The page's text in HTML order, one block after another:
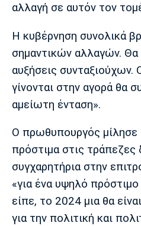
Μπορούσια
Παρί
Μονακό
Πόρτο
αλλαγή σε αυτόν τον
Η κυβέρνηση συνολικά
σημαντικών αλλαγών.
αυξήσεις συνταξιούχων.
γίνονται στην αγορά θα
αμείωτη ένταση».
Ο πρωθυπουργός μίλησε
πρόστιμα στις τράπεζες
συγχαρητήρια στην
«για ένα υψηλό
είπε, το 2024 μια θα
για την πολιτική και